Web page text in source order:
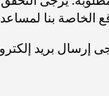
بريد